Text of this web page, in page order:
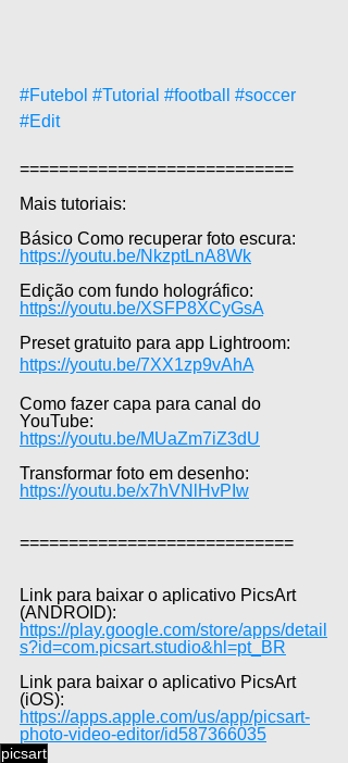
#Futebol #Tutorial #football
#soccer
#Edit
============================
Mais tutoriais:
Básico Como recuperar foto escura:
https://youtu.be/NkzptLnA8Wk
Edição com fundo holográfico:
https://youtu.be/XSFP8XCyGsA
Preset gratuito para app Lightroom:
https://youtu.be/7XX1zp9vAhA
Como fazer capa para canal do
YouTube:
https://youtu.be/MUaZm7iZ3dU
Transformar foto em desenho:
https://youtu.be/x7hVNlHvPIw
============================
Link para baixar o aplicativo PicsArt
(ANDROID):
https://play.google.com/store/apps/detail
s?id=com.picsart.studio&hl=pt_BR
Link para baixar o aplicativo PicsArt
(iOS):
https://apps.apple.com/us/app/picsart-
photo-video-editor/id587366035
picsart